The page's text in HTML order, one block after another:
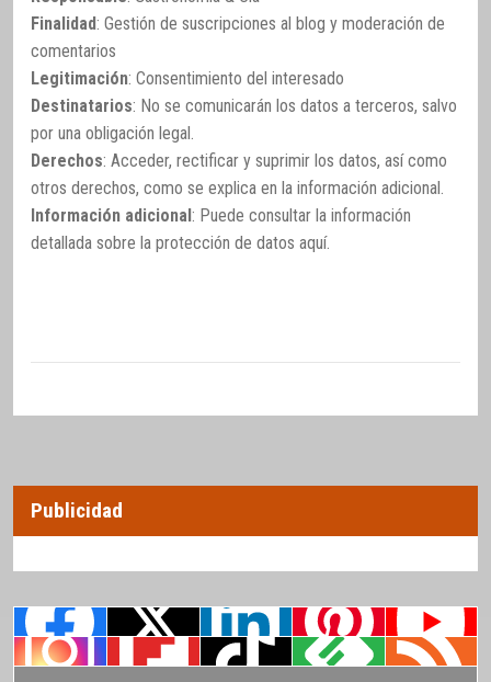
Finalidad: Gestión de suscripciones al blog y moderación de
comentarios
Legitimación: Consentimiento del interesado
Destinatarios: No se comunicarán los datos a terceros, salvo
por una obligación legal.
Derechos: Acceder, rectificar y suprimir los datos, así como
otros derechos, como se explica en la información adicional.
Información adicional: Puede consultar la información
detallada sobre la protección de datos aquí.
Publicidad